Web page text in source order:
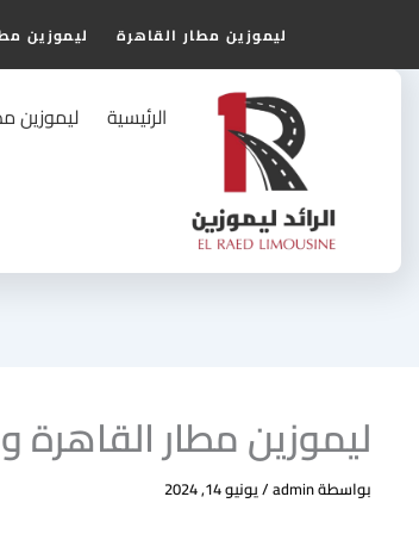
content
ليموزين مطار القاهرة ليموزين
الرئيسية ليموزين
ليموزين مطار القاهرة
بواسطةadmin
/يونيو 14, 2024